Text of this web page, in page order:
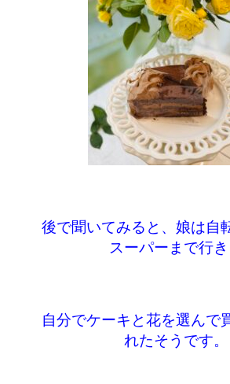
後で聞いてみると、娘は自
スーパーまで行き
自分でケーキと花を選んで
れたそうです。